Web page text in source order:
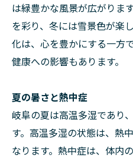
は緑豊かな風景が広がりま
を彩り、冬には雪景色が楽
化は、心を豊かにする一方
健康への影響もあります。
夏の暑さと熱中症
岐阜の夏は高温多湿であり
す。高温多湿の状態は、熱
なります。熱中症は、体内